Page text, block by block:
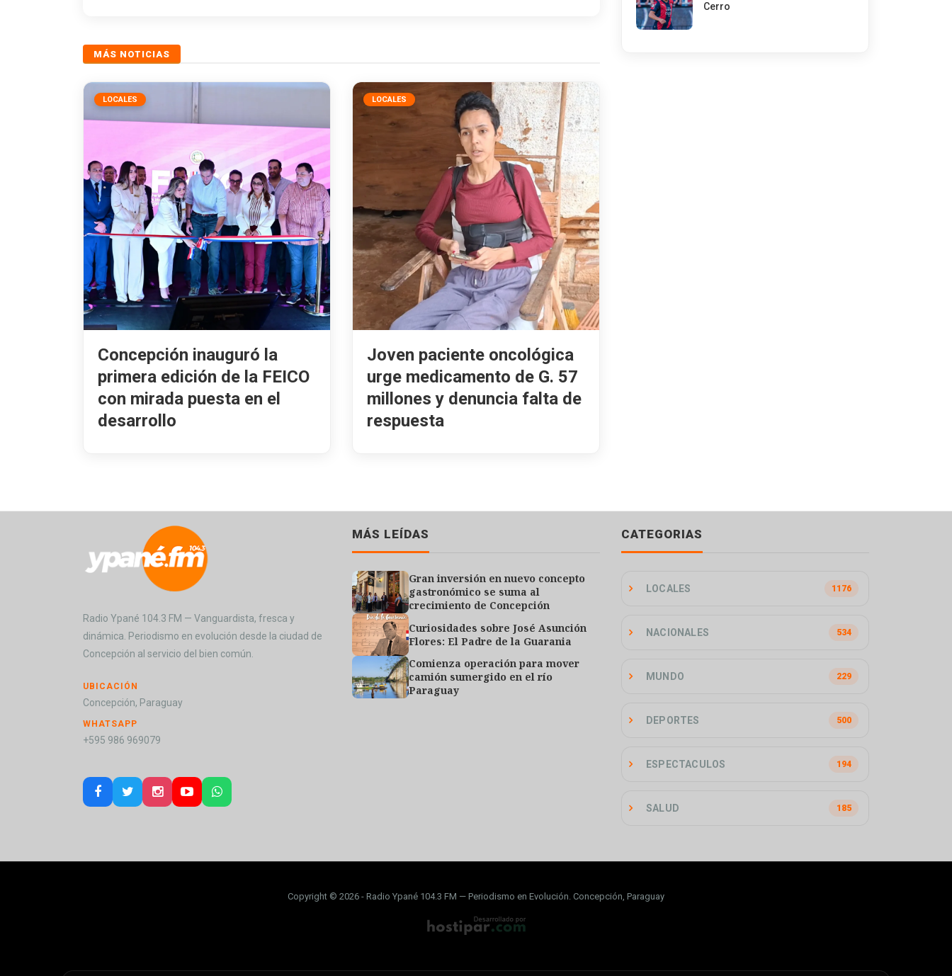
MÁS NOTICIAS
LOCALES
Concepción inauguró la
primera edición de la FEICO
con mirada puesta en el
desarrollo
LOCALES
Joven paciente oncológica
urge medicamento de G. 57
millones y denuncia falta de
respuesta
Cerro
Radio Ypané 104.3 FM — Vanguardista, fresca y
dinámica. Periodismo en evolución desde la ciudad de
Concepción al servicio del bien común.
UBICACIÓN
Concepción, Paraguay
WHATSAPP
+595 986 969079
MÁS LEÍDAS
Gran inversión en nuevo concepto
gastronómico se suma al
crecimiento de Concepción
Curiosidades sobre José Asunción
Flores: El Padre de la Guarania
Comienza operación para mover
camión sumergido en el río
Paraguay
CATEGORIAS
LOCALES 1176
NACIONALES 534
MUNDO 229
DEPORTES 500
ESPECTACULOS 194
SALUD 185
Copyright © 2026 - Radio Ypané 104.3 FM — Periodismo en Evolución. Concepción, Paraguay